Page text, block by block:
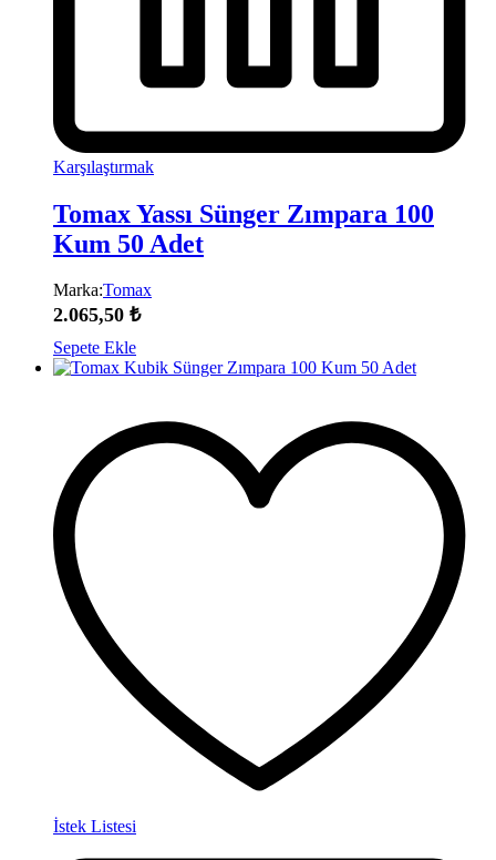
Karşılaştırmak
Tomax Yassı Sünger Zımpara 100
Kum 50 Adet
Marka:Tomax
2.065,50 ₺
Sepete Ekle
İstek Listesi